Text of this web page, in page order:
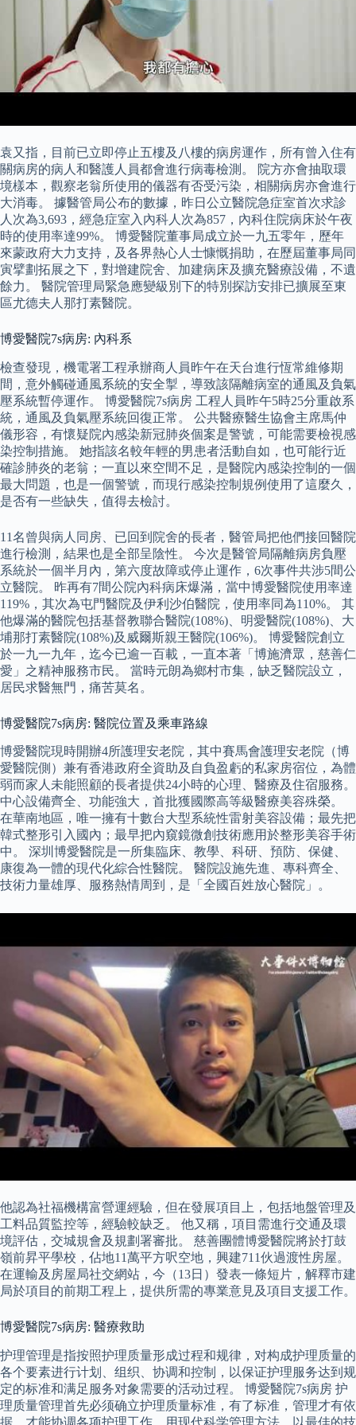
袁又指，目前已立即停止五樓及八樓的病房運作，所有曾入住有
關病房的病人和醫護人員都會進行病毒檢測。 院方亦會抽取環
境樣本，觀察老翁所使用的儀器有否受污染，相關病房亦會進行
大消毒。 據醫管局公布的數據，昨日公立醫院急症室首次求診
人次為3,693，經急症室入內科人次為857，內科住院病床於午夜
時的使用率達99%。 博愛醫院董事局成立於一九五零年，歷年
來蒙政府大力支持，及各界熱心人士慷慨捐助，在歷屆董事局同
寅擘劃拓展之下，對增建院舍、加建病床及擴充醫療設備，不遺
餘力。 醫院管理局緊急應變級別下的特別探訪安排已擴展至東
區尤德夫人那打素醫院。
博愛醫院7s病房: 內科系
檢查發現，機電署工程承辦商人員昨午在天台進行恆常維修期
間，意外觸碰通風系統的安全掣，導致該隔離病室的通風及負氣
壓系統暫停運作。 博愛醫院7s病房 工程人員昨午5時25分重啟系
統，通風及負氣壓系統回復正常。 公共醫療醫生協會主席馬仲
儀形容，有懷疑院內感染新冠肺炎個案是警號，可能需要檢視感
染控制措施。 她指該名較年輕的男患者活動自如，也可能行近
確診肺炎的老翁；一直以來空間不足，是醫院內感染控制的一個
最大問題，也是一個警號，而現行感染控制規例使用了這麼久，
是否有一些缺失，值得去檢討。
11名曾與病人同房、已回到院舍的長者，醫管局把他們接回醫院
進行檢測，結果也是全部呈陰性。 今次是醫管局隔離病房負壓
系統於一個半月內，第六度故障或停止運作，6次事件共涉5間公
立醫院。 昨再有7間公院內科病床爆滿，當中博愛醫院使用率達
119%，其次為屯門醫院及伊利沙伯醫院，使用率同為110%。 其
他爆滿的醫院包括基督教聯合醫院(108%)、明愛醫院(108%)、大
埔那打素醫院(108%)及威爾斯親王醫院(106%)。 博愛醫院創立
於一九一九年，迄今已逾一百載，一直本著「博施濟眾，慈善仁
愛」之精神服務市民。 當時元朗為鄉村市集，缺乏醫院設立，
居民求醫無門，痛苦莫名。
博愛醫院7s病房: 醫院位置及乘車路線
博愛醫院現時開辦4所護理安老院，其中賽馬會護理安老院（博
愛醫院側）兼有香港政府全資助及自負盈虧的私家房宿位，為體
弱而家人未能照顧的長者提供24小時的心理、醫療及住宿服務。
中心設備齊全、功能強大，首批獲國際高等級醫療美容殊榮。
在華南地區，唯一擁有十數台大型系統性雷射美容設備；最先把
韓式整形引入國內；最早把內窺鏡微創技術應用於整形美容手術
中。 深圳博愛醫院是一所集臨床、教學、科研、預防、保健、
康復為一體的現代化綜合性醫院。 醫院設施先進、專科齊全、
技術力量雄厚、服務熱情周到，是「全國百姓放心醫院」。
他認為社福機構富營運經驗，但在發展項目上，包括地盤管理及
工料品質監控等，經驗較缺乏。 他又稱，項目需進行交通及環
境評估，交城規會及規劃署審批。 慈善團體博愛醫院將於打鼓
嶺前昇平學校，佔地11萬平方呎空地，興建711伙過渡性房屋。
在運輸及房屋局社交網站，今（13日）發表一條短片，解釋市建
局於項目的前期工程上，提供所需的專業意見及項目支援工作。
博愛醫院7s病房: 醫療救助
护理管理是指按照护理质量形成过程和规律，对构成护理质量的
各个要素进行计划、组织、协调和控制，以保证护理服务达到规
定的标准和满足服务对象需要的活动过程。 博愛醫院7s病房 护
理质量管理首先必须确立护理质量标准，有了标准，管理才有依